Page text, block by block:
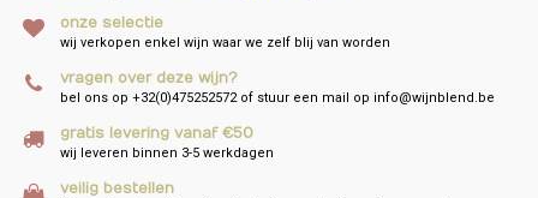
onze selectie
wij verkopen enkel wijn waar we zelf blij van worden
vragen over deze wijn?
bel ons op +32(0)475252572 of stuur een mail op info@wijnblend.be
gratis levering vanaf €50
wij leveren binnen 3-5 werkdagen
veilig bestellen